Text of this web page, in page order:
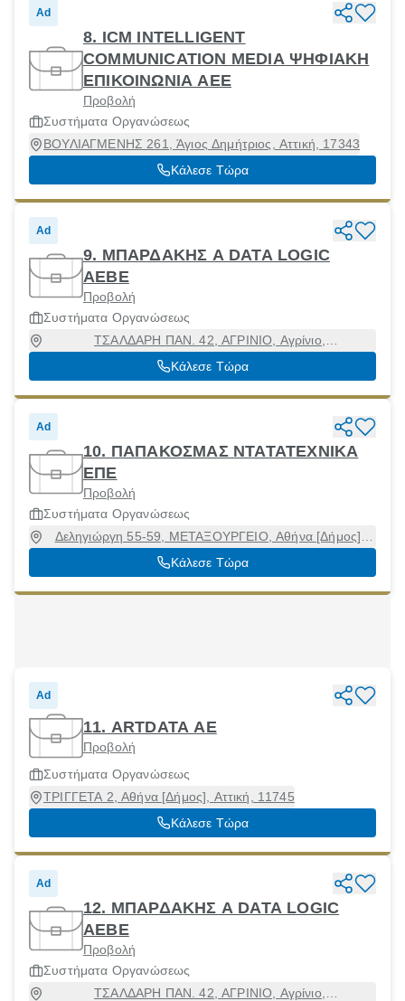
Ad
8. ICM INTELLIGENT
COMMUNICATION MEDIA ΨΗΦΙΑΚΗ
ΕΠΙΚΟΙΝΩΝΙΑ ΑΕΕ
Προβολή
Συστήματα Οργανώσεως
ΒΟΥΛΙΑΓΜΕΝΗΣ 261, Άγιος Δημήτριος, Αττική, 17343
Κάλεσε Τώρα
Ad
9. ΜΠΑΡΔΑΚΗΣ Α DATA LOGIC
ΑΕΒΕ
Προβολή
Συστήματα Οργανώσεως
ΤΣΑΛΔΑΡΗ ΠΑΝ. 42, ΑΓΡΙΝΙΟ, Αγρίνιο,
Αιτωλοακαρνανία, 30100
Κάλεσε Τώρα
Ad
10. ΠΑΠΑΚΟΣΜΑΣ ΝΤΑΤΑΤΕΧΝΙΚΑ
ΕΠΕ
Προβολή
Συστήματα Οργανώσεως
Δεληγιώργη 55-59, ΜΕΤΑΞΟΥΡΓΕΙΟ, Αθήνα [Δήμος],
Αττική, 10437
Κάλεσε Τώρα
Ad
11. ARTDATA ΑΕ
Προβολή
Συστήματα Οργανώσεως
ΤΡΙΓΓΕΤΑ 2, Αθήνα [Δήμος], Αττική, 11745
Κάλεσε Τώρα
Ad
12. ΜΠΑΡΔΑΚΗΣ Α DATA LOGIC
ΑΕΒΕ
Προβολή
Συστήματα Οργανώσεως
ΤΣΑΛΔΑΡΗ ΠΑΝ. 42, ΑΓΡΙΝΙΟ, Αγρίνιο,